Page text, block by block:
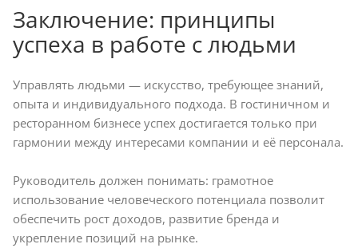
Заключение: принципы
успеха в работе с людьми
Управлять людьми — искусство, требующее знаний,
опыта и индивидуального подхода. В гостиничном и
ресторанном бизнесе успех достигается только при
гармонии между интересами компании и её персонала.
Руководитель должен понимать: грамотное
использование человеческого потенциала позволит
обеспечить рост доходов, развитие бренда и
укрепление позиций на рынке.